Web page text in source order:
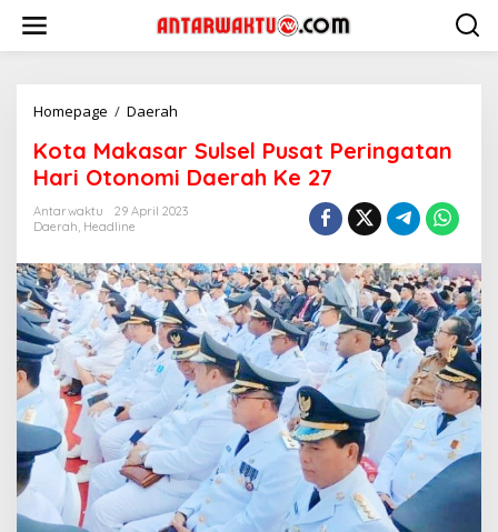
konten
Homepage / Daerah
Sulsel
Pusat
Peringatan
Hari
Ke
27
Kota Makasar Sulsel Pusat Peringatan
Hari Otonomi Daerah Ke 27
Antarwaktu
29 April 2023
Daerah, Headline